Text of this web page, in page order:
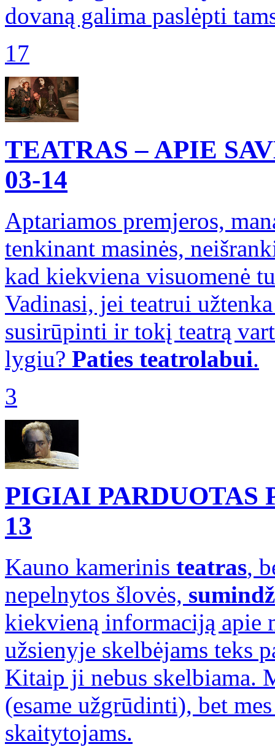
dovaną galima paslėpti
17
TEATRAS – APIE
03-14
Aptariamos premjeros,
tenkinant masinės,
kad kiekviena visuomenė
Vadinasi, jei teatrui
susirūpinti ir tokį teatrą
lygiu? Paties teatrolabui.
3
PIGIAI
13
Kauno kamerinis teatras,
nepelnytos šlovės,
kiekvieną informaciją apie
užsienyje skelbėjams teks
Kitaip ji nebus skelbiama.
(esame užgrūdinti), bet
skaitytojams.